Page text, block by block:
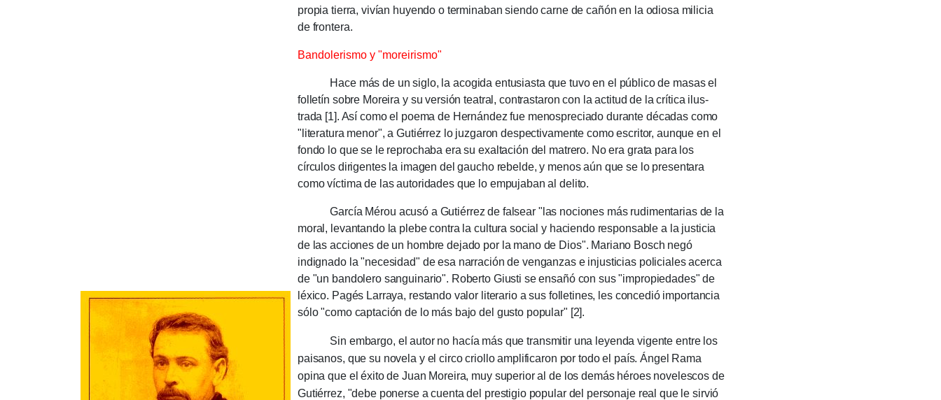
propia tierra, vivían huyendo o terminaban siendo carne de cañón en la odiosa milicia
de fron­tera.
Bandolerismo y "moreirismo"
Hace más de un siglo, la acogida entusiasta que tuvo en el público de masas el
folle­tín sobre Moreira y su versión tea­tral, con­trastaron con la acti­tud de la críti­ca ilus­
trada [1]. Así como el poema de Hernán­dez fue menos­preciado duran­te décadas como
"litera­tura menor", a Gu­tié­rrez lo juzga­ron despectiva­men­te como escri­tor, aunque en el
fondo lo que se le re­pro­cha­ba era su exaltación del ma­tre­ro. No era grata para los
círculos dirigentes la imagen del gaucho rebelde, y menos aún que se lo pre­sentara
como víctima de las auto­ridades que lo empu­ja­ban al delito.
Gar­cía Mérou acusó a Gutiérrez de fal­sear "las nocio­nes más rudi­menta­rias de la
moral, levan­tan­do la ple­be con­tra la cultu­ra social y ha­ciendo res­ponsa­ble a la justicia
de las accio­nes de un hombre dejado por la mano de Dios". Ma­riano Bos­ch negó
indignado la "nece­sidad" de esa narra­ción de ven­gan­zas e in­jus­ti­cias poli­cia­les acerca
de "un bandole­ro san­gui­na­rio". Roberto Giusti se ensañó con sus "impropieda­des" de
léxico. Pagés La­rraya, restando valor lite­rario a sus folleti­nes, les concedió importancia
sólo "como captación de lo más bajo del gusto popular" [2].
Sin embargo, el autor no hacía más que transmitir una le­yenda vigente entre los
paisanos, que su novela y el circo crio­llo amplifi­caron por todo el país. Ángel Rama
opina que el éxito de Juan Morei­ra, muy supe­rior al de los demás héroes novelescos de
Gutiérrez, "debe po­nerse a cue­nta del pres­ti­gio popu­lar del per­so­naje real que le sirvió